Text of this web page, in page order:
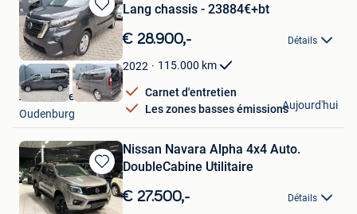
Sauvegarder
dans
Mes
Favoris
Lang chassis - 23884€+bt
€ 28.900,- Détails
2022 115.000 km
Carnet d'entretien
Les zones basses émissions
Autohandel Pieters
Oudenburg
Aujourd'hui
Sauvegarder
dans
Mes
Nissan Navara Alpha 4x4 Auto.
DoubleCabine Utilitaire
€ 27.500,- Détails